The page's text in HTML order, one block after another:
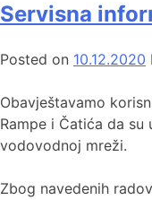
Servisna
Posted on 10.12.2020
Obavještavamo
Rampe i Čatića da
vodovodnoj mreži.
Zbog navedenih